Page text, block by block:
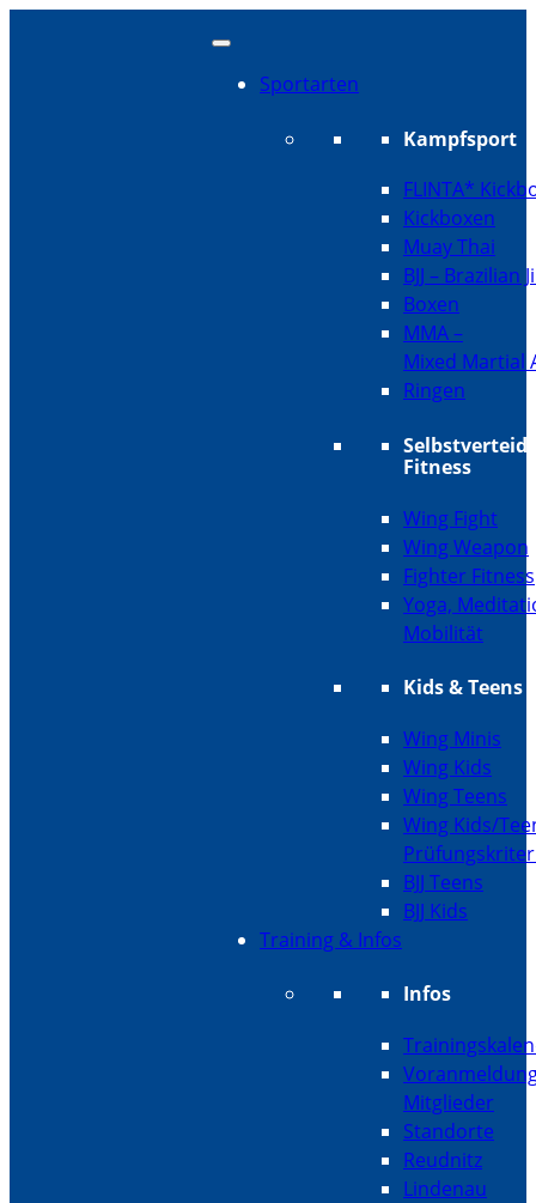
Sportarten
Kampfsport
FLINTA*
Kickboxen
Muay Thai
BJJ – Brazilian
Boxen
MMA –
Mixed Martial
Ringen
Fitness
Wing Fight
Wing Weapon
Fighter Fitness
Yoga,
Mobilität
Kids & Teens
Wing Minis
Wing Kids
Wing Teens
Wing Kids/
BJJ Teens
BJJ Kids
Training & Infos
Infos
Mitglieder
Standorte
Reudnitz
Lindenau